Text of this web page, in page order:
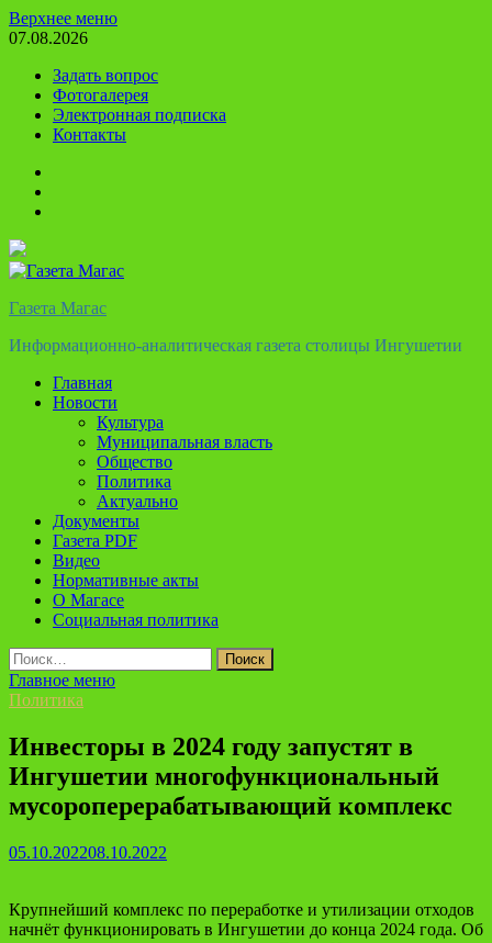
Перейти
к
Верхнее меню
07.08.2026
Задать вопрос
Фотогалерея
Электронная подписка
Контакты
Газета Магас
Информационно-аналитическая газета столицы Ингушетии
Главная
Новости
Культура
Муниципальная власть
Общество
Политика
Актуально
Документы
Газета PDF
Видео
Нормативные акты
О Магасе
Социальная политика
Найти:
Главное меню
Политика
Инвесторы в 2024 году запустят в
Ингушетии многофункциональный
мусороперерабатывающий комплекс
05.10.202208.10.2022
Крупнейший комплекс по переработке и утилизации отходов
начнёт функционировать в Ингушетии до конца 2024 года. Об